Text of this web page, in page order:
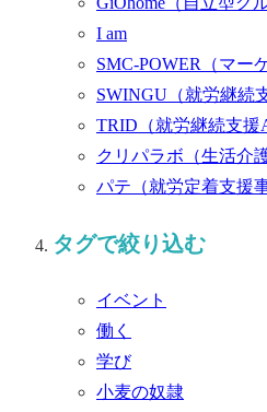
I am
SMC-POWER （マー
SWINGU （就労継続
TRID （就労継続支援
クリパラボ （生活介
パテ （就労定着支援
タグで絞り込む
イベント
働く
学び
小麦の奴隷